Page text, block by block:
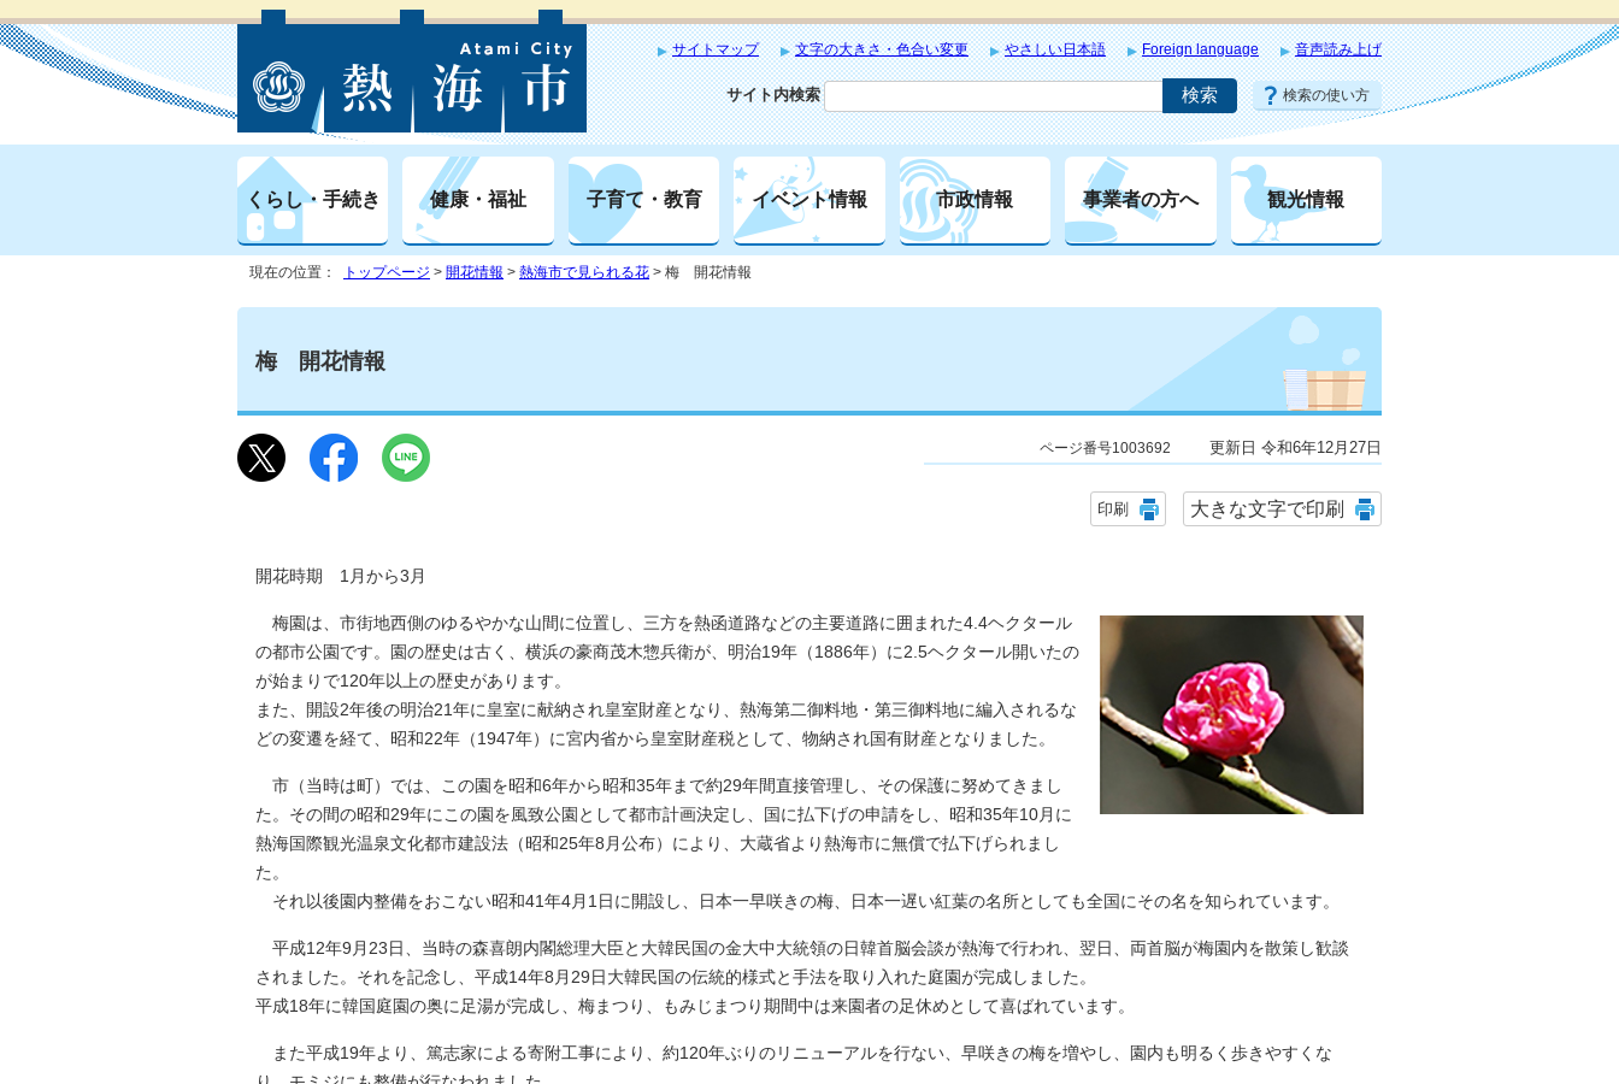
サイトマップ 文字の大きさ・色合い変更 やさしい日本語 Foreign language 音声読み上げ
サイト内検索 検索の使い方
くらし・手続き 健康・福祉 子育て・教育 イベント情報 市政情報 事業者の方へ 観光情報
現在の位置： トップページ > 開花情報 > 熱海市で見られる花 > 梅 開花情報
梅 開花情報
ページ番号1003692 更新日 令和6年12月27日
印刷 大きな文字で印刷
開花時期 1月から3月
梅園は、市街地西側のゆるやかな山間に位置し、三方を熱函道路などの主要道路に囲まれた4.4ヘクタール
の都市公園です。園の歴史は古く、横浜の豪商茂木惣兵衛が、明治19年（1886年）に2.5ヘクタール開いたの
が始まりで120年以上の歴史があります。
また、開設2年後の明治21年に皇室に献納され皇室財産となり、熱海第二御料地・第三御料地に編入されるな
どの変遷を経て、昭和22年（1947年）に宮内省から皇室財産税として、物納され国有財産となりました。
市（当時は町）では、この園を昭和6年から昭和35年まで約29年間直接管理し、その保護に努めてきまし
た。その間の昭和29年にこの園を風致公園として都市計画決定し、国に払下げの申請をし、昭和35年10月に
熱海国際観光温泉文化都市建設法（昭和25年8月公布）により、大蔵省より熱海市に無償で払下げられまし
た。
それ以後園内整備をおこない昭和41年4月1日に開設し、日本一早咲きの梅、日本一遅い紅葉の名所としても全国にその名を知られています。
平成12年9月23日、当時の森喜朗内閣総理大臣と大韓民国の金大中大統領の日韓首脳会談が熱海で行われ、翌日、両首脳が梅園内を散策し歓談
されました。それを記念し、平成14年8月29日大韓民国の伝統的様式と手法を取り入れた庭園が完成しました。
平成18年に韓国庭園の奥に足湯が完成し、梅まつり、もみじまつり期間中は来園者の足休めとして喜ばれています。
また平成19年より、篤志家による寄附工事により、約120年ぶりのリニューアルを行ない、早咲きの梅を増やし、園内も明るく歩きやすくな